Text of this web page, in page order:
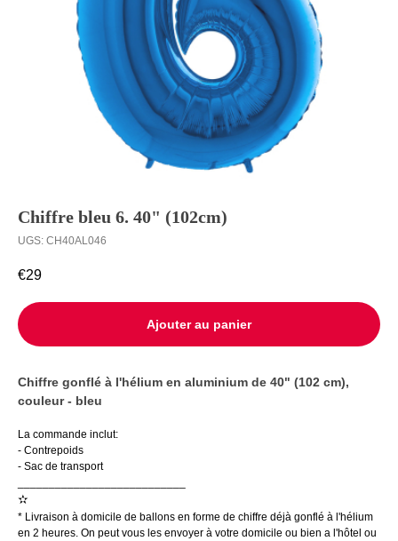
Ballons à
l’unité
Livraison
Contact
Chiffre bleu 6. 40" (102cm)
UGS: CH40AL046
€29
Ajouter au panier
Сhiffre gonflé à l'hélium en aluminium de 40" (102 cm),
couleur - bleu
La commande inclut:
- Contrepoids
- Sac de transport
✫
* Livraison à domicile de ballons en forme de chiffre déjà gonflé à l'hélium
en 2 heures. On peut vous les envoyer à votre domicile ou bien a l'hôtel ou